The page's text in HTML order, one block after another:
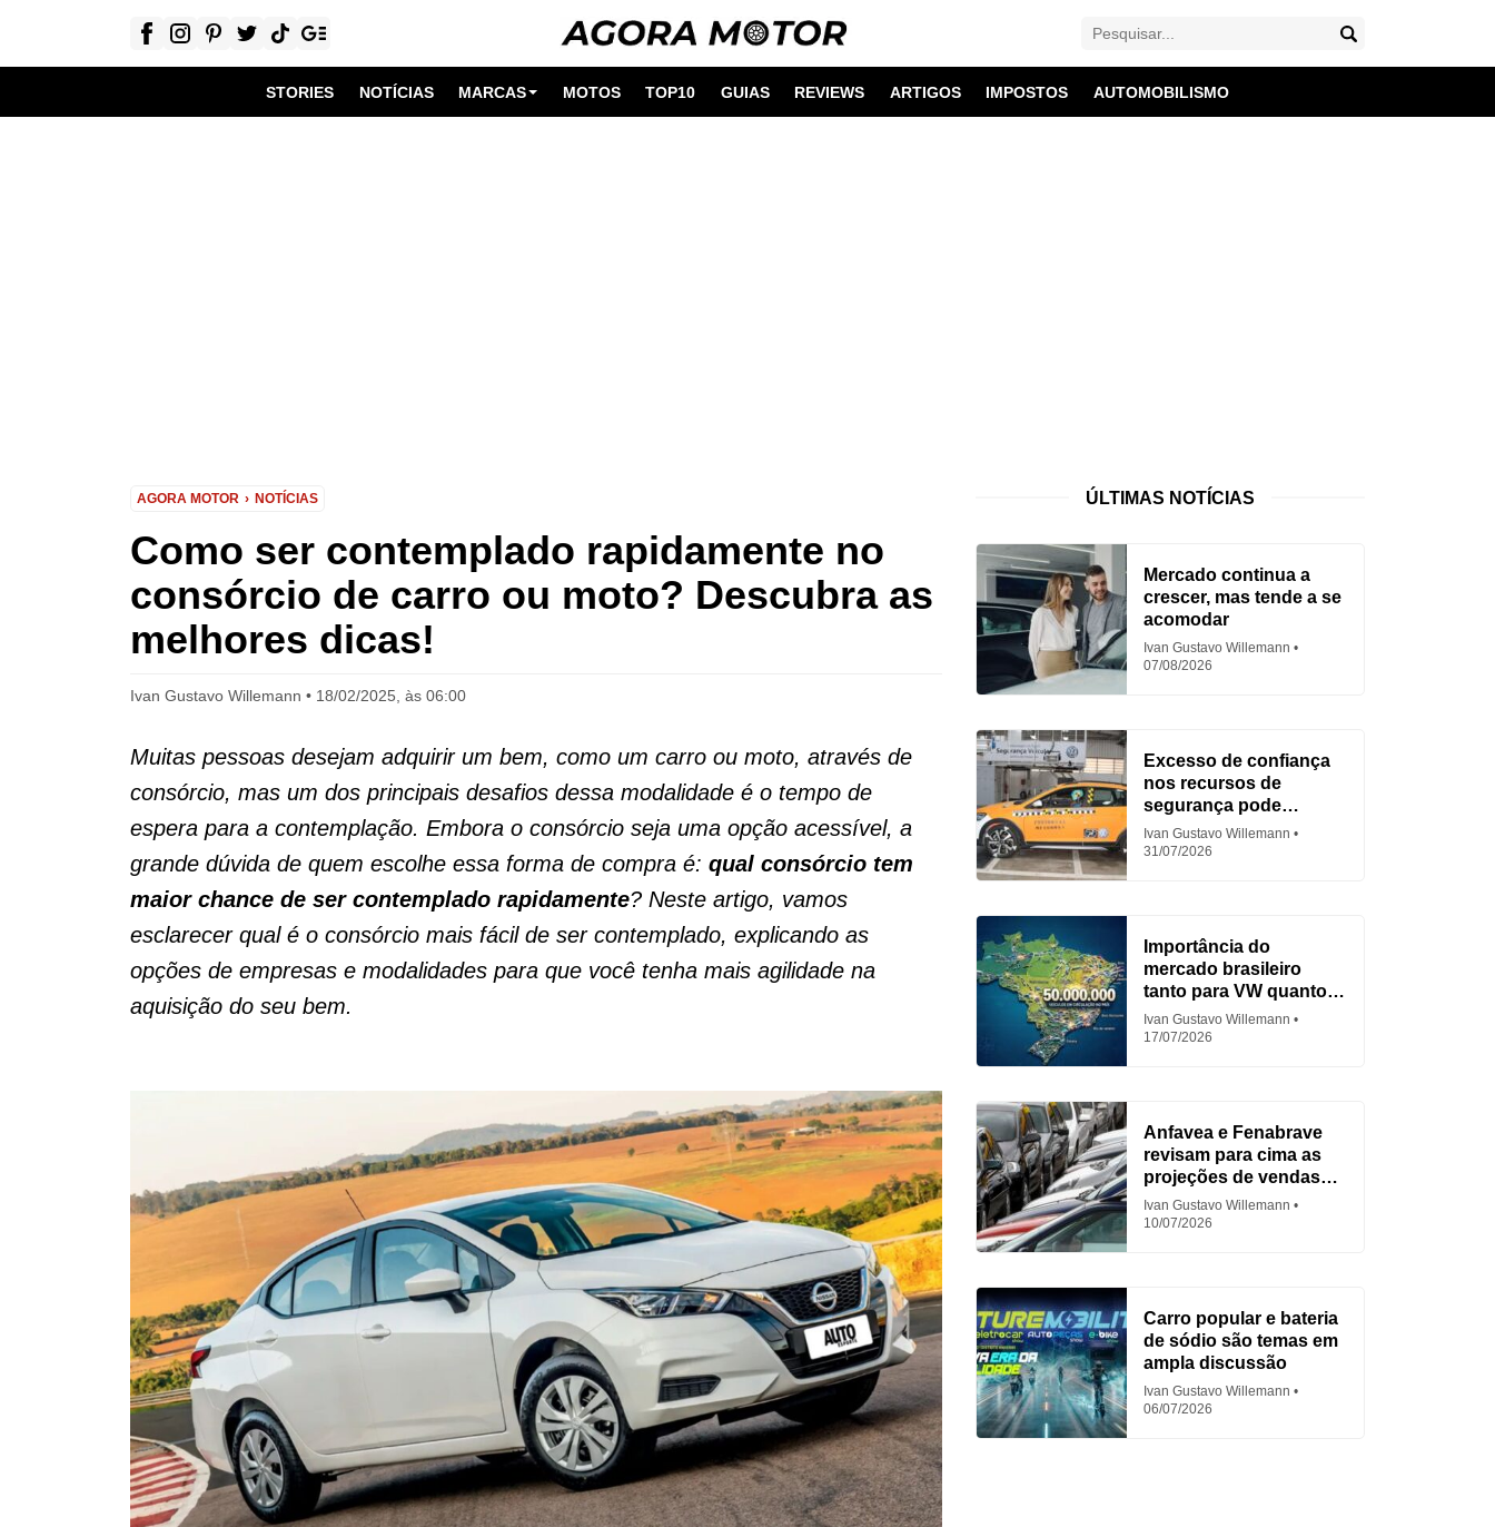
STORIES NOTÍCIAS MARCAS MOTOS TOP10 GUIAS REVIEWS ARTIGOS IMPOSTOS AUTOMOBILISMO
AGORA MOTOR NOTÍCIAS
Como ser contemplado rapidamente no
consórcio de carro ou moto? Descubra as
melhores dicas!
Ivan Gustavo Willemann 18/02/2025, às 06:00
Muitas pessoas desejam adquirir um bem, como um carro ou moto, através de
consórcio, mas um dos principais desafios dessa modalidade é o tempo de
espera para a contemplação. Embora o consórcio seja uma opção acessível, a
grande dúvida de quem escolhe essa forma de compra é: qual consórcio tem
maior chance de ser contemplado rapidamente? Neste artigo, vamos
esclarecer qual é o consórcio mais fácil de ser contemplado, explicando as
opções de empresas e modalidades para que você tenha mais agilidade na
aquisição do seu bem.
ÚLTIMAS NOTÍCIAS
Mercado continua a
crescer, mas tende a se
acomodar
Ivan Gustavo Willemann
07/08/2026
Excesso de confiança
nos recursos de
segurança pode
aumentar acidentes
Ivan Gustavo Willemann
31/07/2026
Importância do
mercado brasileiro
tanto para VW quanto
para Fiat
Ivan Gustavo Willemann
17/07/2026
Anfavea e Fenabrave
revisam para cima as
projeções de vendas
em 2026
Ivan Gustavo Willemann
10/07/2026
Carro popular e bateria
de sódio são temas em
ampla discussão
Ivan Gustavo Willemann
06/07/2026